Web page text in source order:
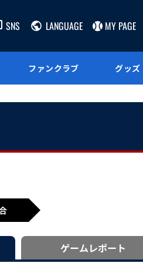
SNS LANGUAGE MY PAGE
ファンクラブ グッズ
ゲームレポート